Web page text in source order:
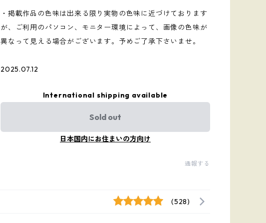
・掲載作品の色味は出来る限り実物の色味に近づけております
が、ご利用のパソコン、モニター環境によって、画像の色味が
異なって見える場合がございます。予めご了承下さいませ。
2025.07.12
International shipping available
Sold out
日本国内にお住まいの方向け
通報する
(528)